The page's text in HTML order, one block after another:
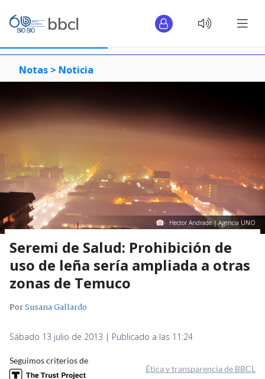
Notas > Noticia
Hector Andrade | Agencia UNO
Seremi de Salud: Prohibición de
uso de leña sería ampliada a otras
zonas de Temuco
PorSusana Gallardo
Sábado 13 julio de 2013 | Publicado a las 11:24
Seguimos criterios de
Ética y transparencia de BBCL